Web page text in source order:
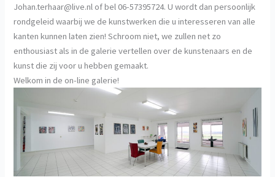
Johan.terhaar@live.nl of bel 06-57395724. U wordt dan persoonlijk
rondgeleid waarbij we de kunstwerken die u interesseren van alle
kanten kunnen laten zien! Schroom niet, we zullen net zo
enthousiast als in de galerie vertellen over de kunstenaars en de
kunst die zij voor u hebben gemaakt.
Welkom in de on-line galerie!